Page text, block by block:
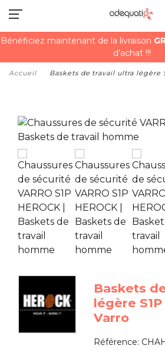
Bénéficiez maintenant de la livraison
d'achat !!!
Accueil Baskets de travail ultra légère
Baskets
légère
Varro
Référence: